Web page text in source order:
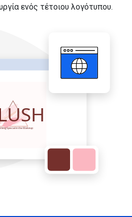
ενός τέτοιου λογότυπου.